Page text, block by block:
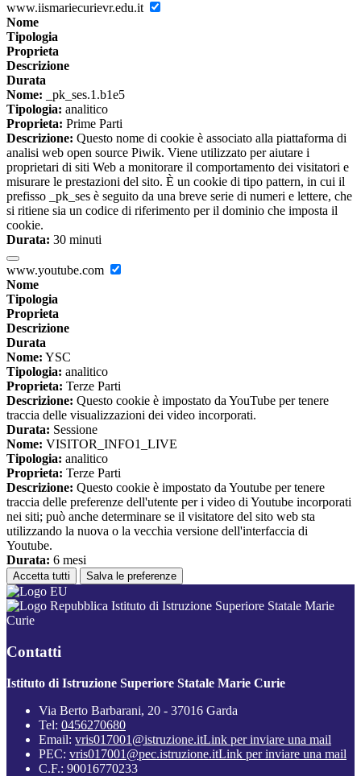
www.iismariecurievr.edu.it
Nome
Tipologia
Proprieta
Descrizione
Durata
Nome: _pk_ses.1.b1e5
Tipologia: analitico
Proprieta: Prime Parti
Descrizione: Questo nome di cookie è associato alla piattaforma di
analisi web open source Piwik. Viene utilizzato per aiutare i
proprietari di siti Web a monitorare il comportamento dei visitatori e
misurare le prestazioni del sito. È un cookie di tipo pattern, in cui il
prefisso _pk_ses è seguito da una breve serie di numeri e lettere, che
si ritiene sia un codice di riferimento per il dominio che imposta il
cookie.
Durata: 30 minuti
www.youtube.com
Nome
Tipologia
Proprieta
Descrizione
Durata
Nome: YSC
Tipologia: analitico
Proprieta: Terze Parti
Descrizione: Questo cookie è impostato da YouTube per tenere
traccia delle visualizzazioni dei video incorporati.
Durata: Sessione
Nome: VISITOR_INFO1_LIVE
Tipologia: analitico
Proprieta: Terze Parti
Descrizione: Questo cookie è impostato da Youtube per tenere
traccia delle preferenze dell'utente per i video di Youtube incorporati
nei siti; può anche determinare se il visitatore del sito web sta
utilizzando la nuova o la vecchia versione dell'interfaccia di
Youtube.
Durata: 6 mesi
Accetta tutti Salva le preferenze
Istituto di Istruzione Superiore Statale Marie
Curie
Contatti
Istituto di Istruzione Superiore Statale Marie Curie
Via Berto Barbarani, 20 - 37016 Garda
Tel: 0456270680
Email: vris017001@istruzione.itLink per inviare una mail
PEC: vris017001@pec.istruzione.itLink per inviare una mail
C.F.: 90016770233